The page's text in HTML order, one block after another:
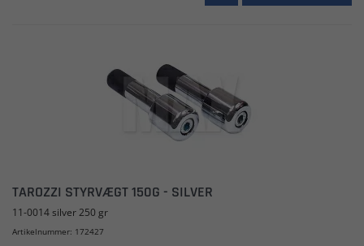
TAROZZI STYRVÆGT 150G - SILVER
11-0014 silver 250 gr
Artikelnummer: 172427